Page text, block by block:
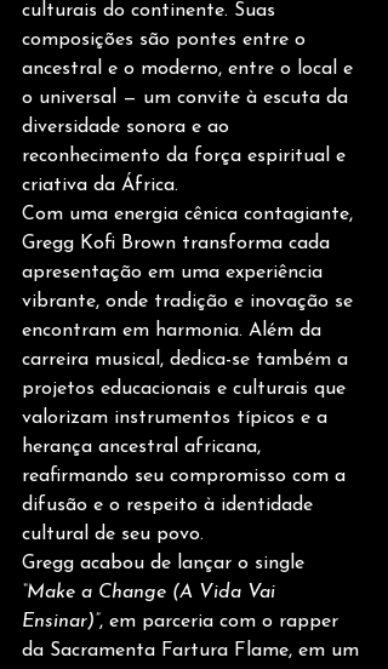
culturais do continente. Suas
composições são pontes entre o
ancestral e o moderno, entre o local e
o universal — um convite à escuta da
diversidade sonora e ao
reconhecimento da força espiritual e
criativa da África.
Com uma energia cênica contagiante,
Gregg Kofi Brown transforma cada
apresentação em uma experiência
vibrante, onde tradição e inovação se
encontram em harmonia. Além da
carreira musical, dedica-se também a
projetos educacionais e culturais que
valorizam instrumentos típicos e a
herança ancestral africana,
reafirmando seu compromisso com a
difusão e o respeito à identidade
cultural de seu povo.
Gregg acabou de lançar o single
“Make a Change (A Vida Vai
Ensinar)”, em parceria com o rapper
da Sacramenta Fartura Flame, em um